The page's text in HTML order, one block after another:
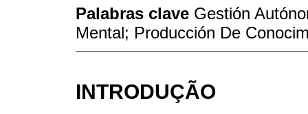
Palabras clave Gestión
Mental; Producción De
INTRODUÇÃO